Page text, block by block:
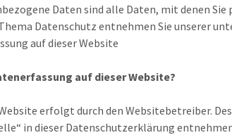
Daten sind alle Daten, mit denen
Datenschutz entnehmen Sie unserer
auf dieser Website
auf dieser Website?
erfolgt durch den Websitebetreiber.
in dieser Datenschutzerklärung